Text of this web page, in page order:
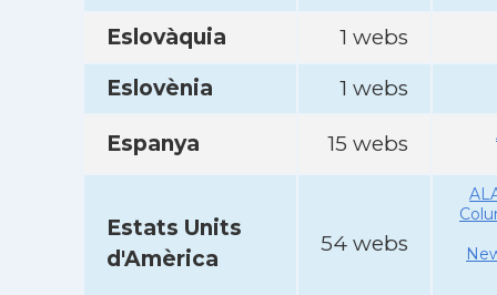
Eslovàquia
1 webs
Eslovènia
1 webs
Espanya 15 webs
Estats Units
d'Amèrica
54 webs